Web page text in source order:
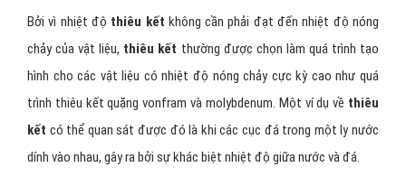
Bởi vì nhiệt độ thiêu kết không cần phải đạt đến nhiệt độ nóng
chảy của vật liệu, thiêu kết thường được chọn làm quá trình tạo
hình cho các vật liệu có nhiệt độ nóng chảy cực kỳ cao như quá
trình thiêu kết quặng vonfram và molybdenum. Một ví dụ về thiêu
kết có thể quan sát được đó là khi các cục đá trong một ly nước
dính vào nhau, gây ra bởi sự khác biệt nhiệt độ giữa nước và đá.